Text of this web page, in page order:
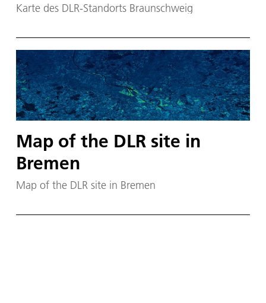
Karte des DLR-Standorts Braunschweig
Map of the DLR site in
Bremen
Map of the DLR site in Bremen